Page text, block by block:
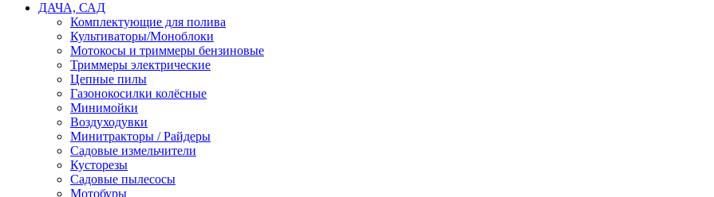
ДАЧА, САД
Комплектующие для полива
Культиваторы/Моноблоки
Мотокосы и триммеры бензиновые
Триммеры электрические
Цепные пилы
Газонокосилки колёсные
Минимойки
Воздуходувки
Минитракторы / Райдеры
Садовые измельчители
Кусторезы
Садовые пылесосы
Мотобуры